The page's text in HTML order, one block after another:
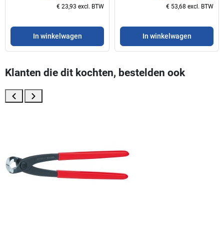
€ 23,93 excl. BTW
In winkelwagen
€ 53,68 excl. BTW
In winkelwagen
Klanten die dit kochten, bestelden ook